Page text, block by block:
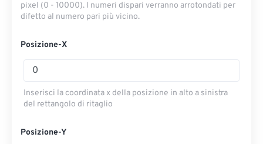
pixel (0 - 10000). I numeri dispari verranno arrotondati per
difetto al numero pari più vicino.
Posizione-X
Inserisci la coordinata x della posizione in alto a sinistra
del rettangolo di ritaglio
Posizione-Y